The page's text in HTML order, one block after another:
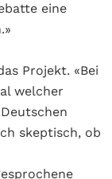
eine
Projekt. «Bei
welcher
skeptisch, ob